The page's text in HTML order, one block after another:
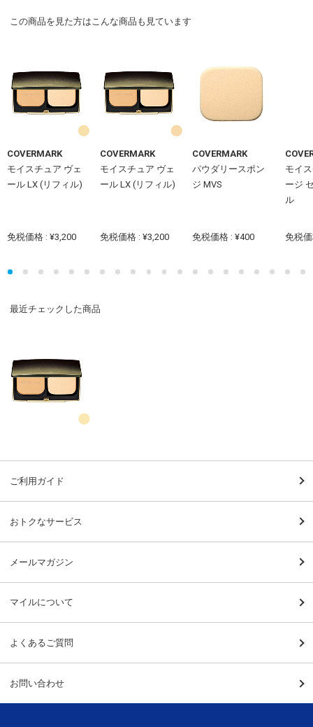
この商品を見た方はこんな商品も見ています
COVERMARK
モイスチュア ヴェ
ール LX (リフィル)
免税価格 : ¥3,200
COVERMARK
モイスチュア ヴェ
ール LX (リフィル)
免税価格 : ¥3,200
COVERMARK
パウダリースポン
ジ MVS
免税価格 : ¥400
モイ
ージ
ル
免税
最近チェックした商品
ご利用ガイド
おトクなサービス
メールマガジン
マイルについて
よくあるご質問
お問い合わせ